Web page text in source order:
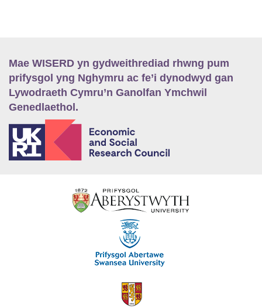
Mae WISERD yn gydweithrediad rhwng pum
prifysgol yng Nghymru ac fe’i dynodwyd gan
Lywodraeth Cymru’n Ganolfan Ymchwil
Genedlaethol.